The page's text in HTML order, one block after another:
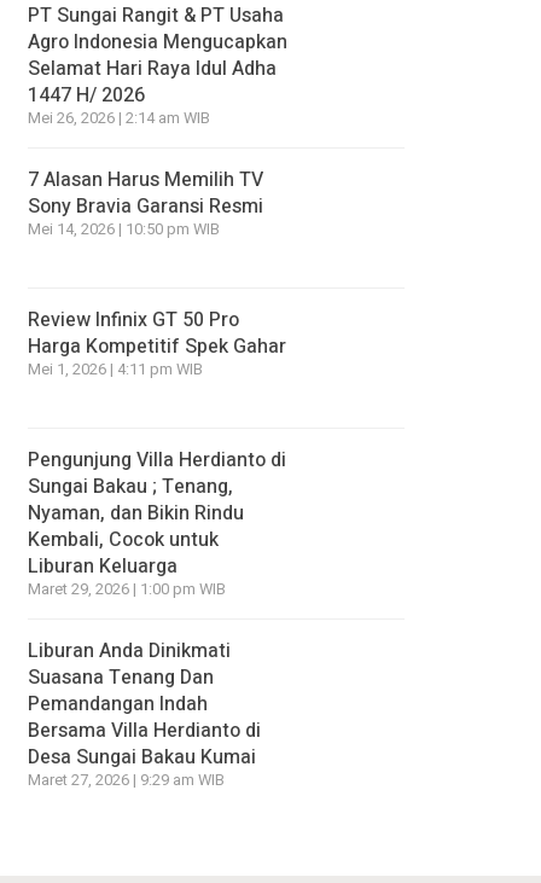
PT Sungai Rangit & PT Usaha
Agro Indonesia Mengucapkan
Selamat Hari Raya Idul Adha
1447 H/ 2026
Mei 26, 2026 | 2:14 am WIB
7 Alasan Harus Memilih TV
Sony Bravia Garansi Resmi
Mei 14, 2026 | 10:50 pm WIB
Review Infinix GT 50 Pro
Harga Kompetitif Spek Gahar
Mei 1, 2026 | 4:11 pm WIB
Pengunjung Villa Herdianto di
Sungai Bakau ; Tenang,
Nyaman, dan Bikin Rindu
Kembali, Cocok untuk
Liburan Keluarga
Maret 29, 2026 | 1:00 pm WIB
Liburan Anda Dinikmati
Suasana Tenang Dan
Pemandangan Indah
Bersama Villa Herdianto di
Desa Sungai Bakau Kumai
Maret 27, 2026 | 9:29 am WIB